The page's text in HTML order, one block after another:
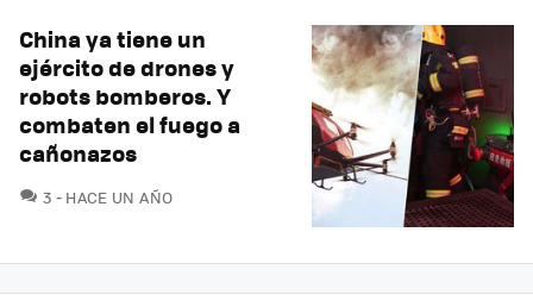
China ya tiene un
ejército de drones y
robots bomberos. Y
combaten el fuego a
cañonazos
3 COMENTARIOS
HACE UN AÑO